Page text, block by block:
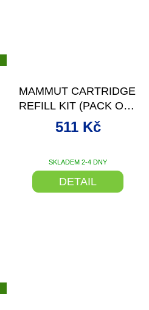
MAMMUT CARTRIDGE
REFILL KIT (PACK OF
SKLADEM 2-4 DNY
511 Kč
DETAIL